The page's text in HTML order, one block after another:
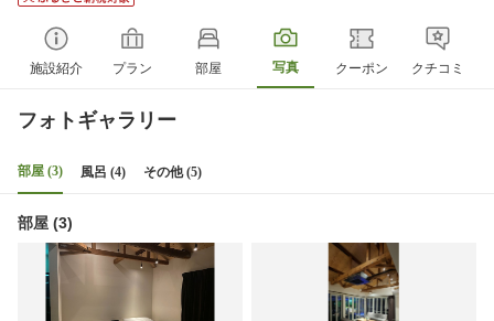
施設紹介 プラン 部屋 写真 クーポン クチコミ
フォトギャラリー
部屋 (3) 風呂 (4) その他 (5)
部屋 (3)